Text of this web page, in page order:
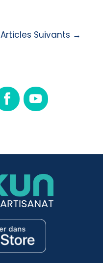
Articles Suivants →